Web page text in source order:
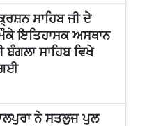
ਸਾਹਿਬ ਜੀ ਦੇ
ਇਤਿਹਾਸਕ ਅਸਥਾਨ
ਸਾਹਿਬ ਵਿਖੇ
ਗਈ
ਨੇ ਸਤਲੁਜ ਪੁਲ